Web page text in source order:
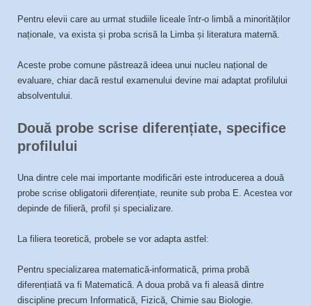
Pentru elevii care au urmat studiile liceale într-o limbă a minorităților
naționale, va exista și proba scrisă la Limba și literatura maternă.
Aceste probe comune păstrează ideea unui nucleu național de
evaluare, chiar dacă restul examenului devine mai adaptat profilului
absolventului.
Două probe scrise diferențiate, specifice
profilului
Una dintre cele mai importante modificări este introducerea a două
probe scrise obligatorii diferențiate, reunite sub proba E. Acestea vor
depinde de filieră, profil și specializare.
La filiera teoretică, probele se vor adapta astfel:
Pentru specializarea matematică-informatică, prima probă
diferențiată va fi Matematică. A doua probă va fi aleasă dintre
discipline precum Informatică, Fizică, Chimie sau Biologie.